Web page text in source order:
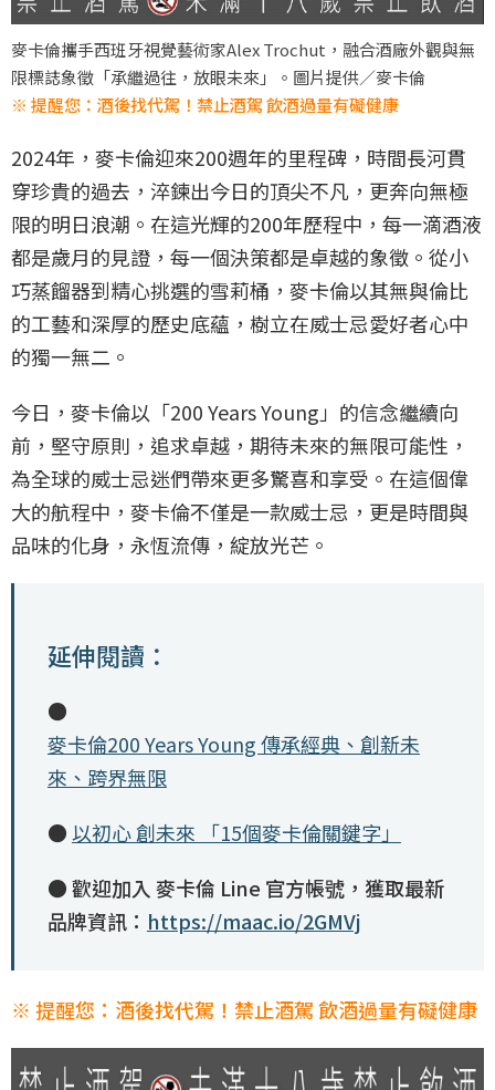
麥卡倫攜手西班牙視覺藝術家Alex Trochut，融合酒廠外觀與無
限標誌象徵「承繼過往，放眼未來」。圖片提供／麥卡倫
※ 提醒您：酒後找代駕！禁止酒駕 飲酒過量有礙健康
2024年，麥卡倫迎來200週年的里程碑，時間長河貫
穿珍貴的過去，淬鍊出今日的頂尖不凡，更奔向無極
限的明日浪潮。在這光輝的200年歷程中，每一滴酒液
都是歲月的見證，每一個決策都是卓越的象徵。從小
巧蒸餾器到精心挑選的雪莉桶，麥卡倫以其無與倫比
的工藝和深厚的歷史底蘊，樹立在威士忌愛好者心中
的獨一無二。
今日，麥卡倫以「200 Years Young」的信念繼續向
前，堅守原則，追求卓越，期待未來的無限可能性，
為全球的威士忌迷們帶來更多驚喜和享受。在這個偉
大的航程中，麥卡倫不僅是一款威士忌，更是時間與
品味的化身，永恆流傳，綻放光芒。
延伸閱讀：
●
麥卡倫200 Years Young 傳承經典、創新未
來、跨界無限
●以初心 創未來 「15個麥卡倫關鍵字」
●歡迎加入 麥卡倫 Line 官方帳號，獲取最新
品牌資訊： https://maac.io/2GMVj
※ 提醒您：酒後找代駕！禁止酒駕 飲酒過量有礙健康